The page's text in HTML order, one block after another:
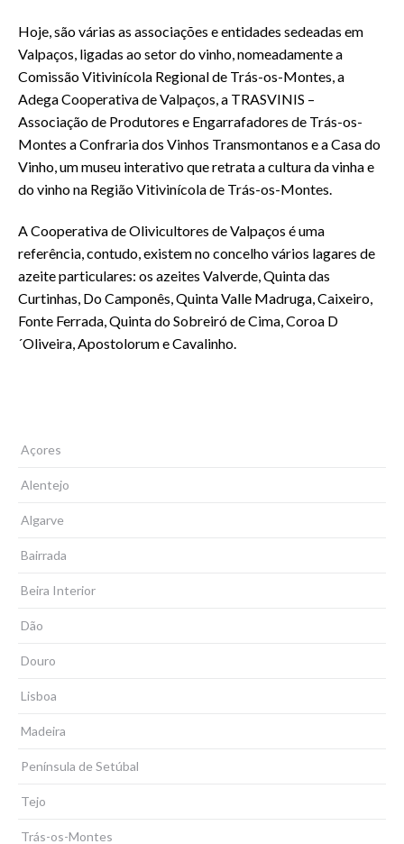
Hoje, são várias as associações e entidades sedeadas em
Valpaços, ligadas ao setor do vinho, nomeadamente a
Comissão Vitivinícola Regional de Trás-os-Montes, a
Adega Cooperativa de Valpaços, a TRASVINIS –
Associação de Produtores e Engarrafadores de Trás-os-
Montes a Confraria dos Vinhos Transmontanos e a Casa do
Vinho, um museu interativo que retrata a cultura da vinha e
do vinho na Região Vitivinícola de Trás-os-Montes.
A Cooperativa de Olivicultores de Valpaços é uma
referência, contudo, existem no concelho vários lagares de
azeite particulares: os azeites Valverde, Quinta das
Curtinhas, Do Camponês, Quinta Valle Madruga, Caixeiro,
Fonte Ferrada, Quinta do Sobreiró de Cima, Coroa D
´Oliveira, Apostolorum e Cavalinho.
Açores
Alentejo
Algarve
Bairrada
Beira Interior
Dão
Douro
Lisboa
Madeira
Península de Setúbal
Tejo
Trás-os-Montes